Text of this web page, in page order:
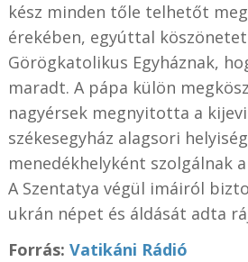
kész minden tőle telhetőt
érekében, egyúttal
Görögkatolikus Egyháznak,
maradt. A pápa külön
nagyérsek megnyitotta a
székesegyház alagsori
menedékhelyként szolgálnak
A Szentatya végül imáiról
ukrán népet és áldását adta
Forrás: Vatikáni Rádió